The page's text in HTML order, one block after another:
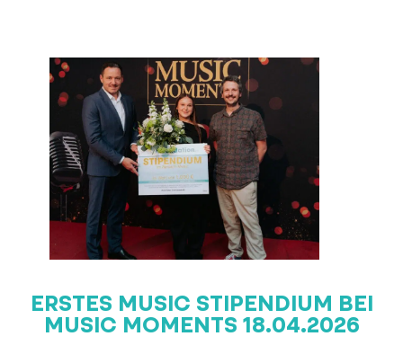
ERSTES MUSIC STIPENDIUM BEI
MUSIC MOMENTS 18.04.2026